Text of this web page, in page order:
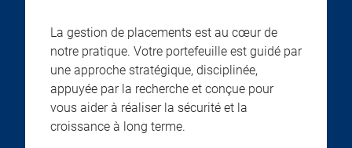
La gestion de placements est au cœur de
notre pratique. Votre portefeuille est guidé par
une approche stratégique, disciplinée,
appuyée par la recherche et conçue pour
vous aider à réaliser la sécurité et la
croissance à long terme.